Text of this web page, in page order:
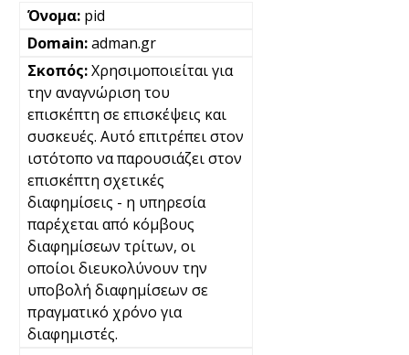
pid
adman.gr
Χρησιμοποιείται για
την αναγνώριση του
επισκέπτη σε επισκέψεις και
συσκευές. Αυτό επιτρέπει στον
ιστότοπο να παρουσιάζει στον
επισκέπτη σχετικές
διαφημίσεις - η υπηρεσία
παρέχεται από κόμβους
διαφημίσεων τρίτων, οι
οποίοι διευκολύνουν την
υποβολή διαφημίσεων σε
πραγματικό χρόνο για
διαφημιστές.